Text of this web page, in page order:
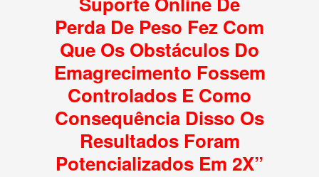
Perda De Peso Fez Com
Que Os Obstáculos Do
Emagrecimento Fossem
Controlados E Como
Consequência Disso Os
Resultados Foram
Potencializados Em 2X”